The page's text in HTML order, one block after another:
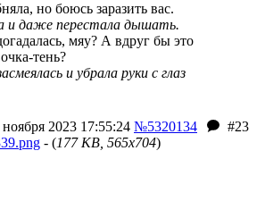
но боюсь заразить вас.
и даже перестала дышать.
мяу? А вдруг бы это
тень?
и убрала руки с глаз
2023 17:55:24 №5320134
#23
- (177 KB, 565x704)